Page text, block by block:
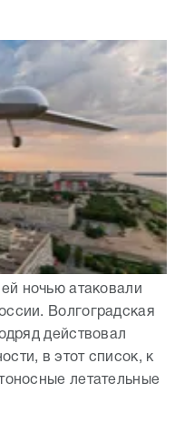
ночью атаковали
Волгоградская
действовал
в этот список, к
летательные